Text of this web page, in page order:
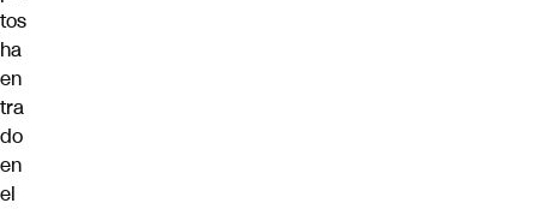
tos
ha
en
tra
do
en
el